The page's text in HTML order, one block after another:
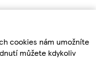
cookies nám umožníte
můžete kdykoliv